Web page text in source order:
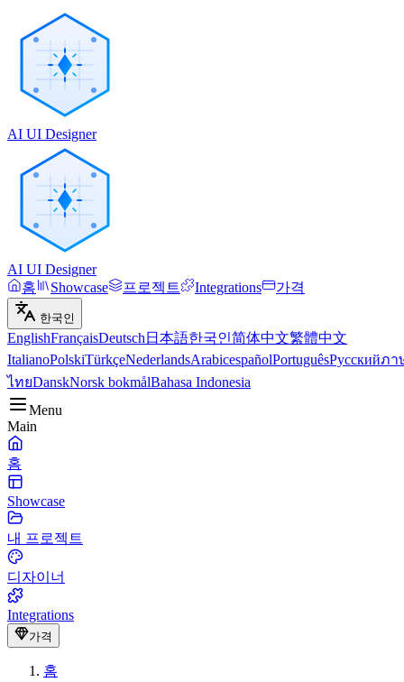
AI UI Designer
AI UI Designer
홈
Showcase 프로젝트 Integrations 가격
한국인
EnglishFrançaisDeutsch 日本語한국인简体中文繁體中文
ItalianoPolskiTürkçeNederlandsArabicespañolPortuguêsРусскийภา
ไทยDanskNorsk bokmålBahasa Indonesia
Menu
Main
홈
Showcase
내 프로젝트
디자이너
Integrations
가격
홈